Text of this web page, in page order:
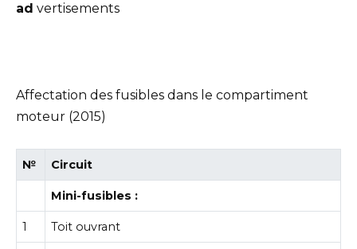
ad vertisements
Affectation des fusibles dans le compartiment
moteur (2015)
№ Circuit
Mini-fusibles :
1 Toit ouvrant